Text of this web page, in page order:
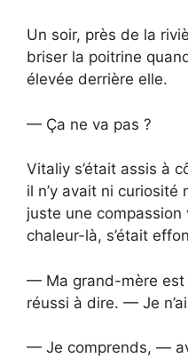
Un soir, près de la
briser la poitrine
élevée derrière elle.
— Ça ne va pas ?
Vitaliy s’était assis à
il n’y avait ni curiosité
juste une
chaleur-là, s’était
— Ma grand-mère
réussi à dire. — Je
— Je comprends, —